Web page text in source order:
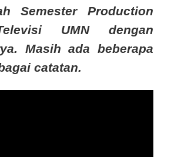
Semester Production
UMN dengan
Masih ada beberapa
catatan.